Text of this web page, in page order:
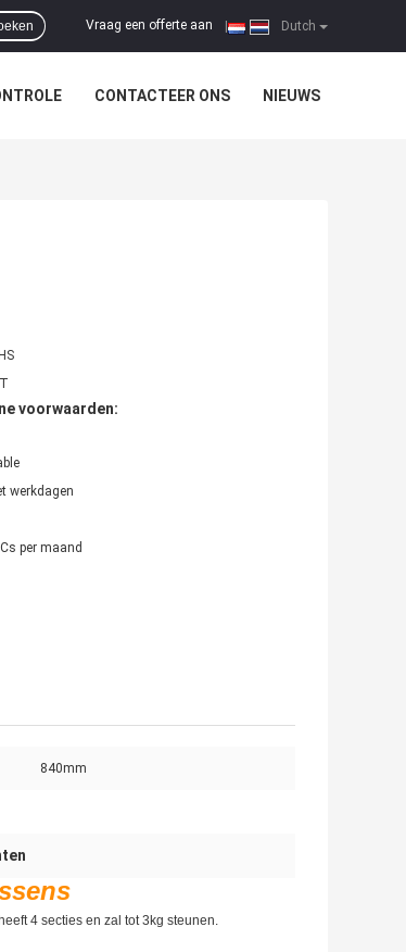
Dutch
Vraag een offerte aan
CONTACTEER ONS NIEUWS
voorwaarden:
werkdagen
per maand
840mm
4 secties en zal tot 3kg steunen.